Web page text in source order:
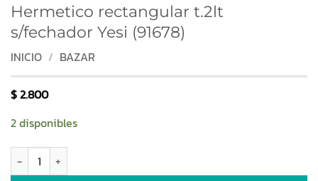
Hermetico rectangular t.2lt
s/fechador Yesi (91678)
INICIO / BAZAR
$2.800
2 disponibles
Hermetico rectangular t.2lt s/fechador Yesi (91678) cantidad